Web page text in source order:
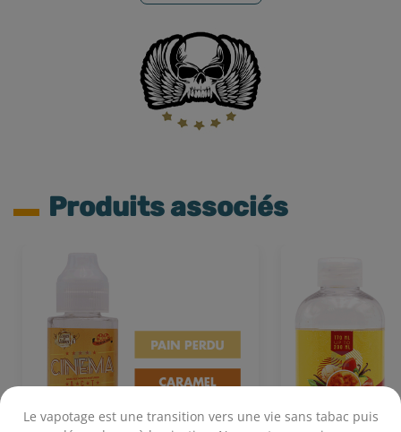
Le vapotage est une transition vers une vie sans tabac puis
Produits associés